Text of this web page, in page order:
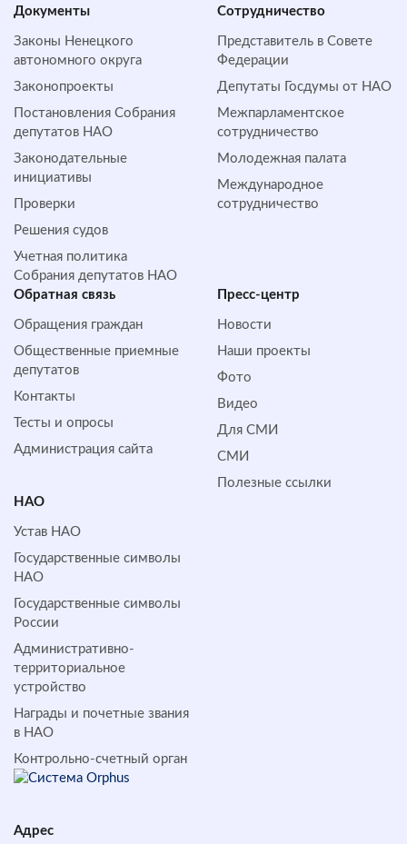
Документы
Законы Ненецкого
автономного округа
Законопроекты
Постановления Собрания
депутатов НАО
Законодательные
инициативы
Проверки
Решения судов
Учетная политика
Собрания депутатов НАО
Сотрудничество
Представитель в Совете
Федерации
Депутаты Госдумы от НАО
Межпарламентское
сотрудничество
Молодежная палата
Международное
сотрудничество
Обратная cвязь
Обращения граждан
Общественные приемные
депутатов
Контакты
Тесты и опросы
Администрация сайта
Пресс-центр
Новости
Наши проекты
Фото
Видео
Для СМИ
СМИ
Полезные ссылки
НАО
Устав НАО
Государственные символы
НАО
Государственные символы
России
Административно-
территориальное
устройство
Награды и почетные звания
в НАО
Контрольно-счетный орган
Адрес